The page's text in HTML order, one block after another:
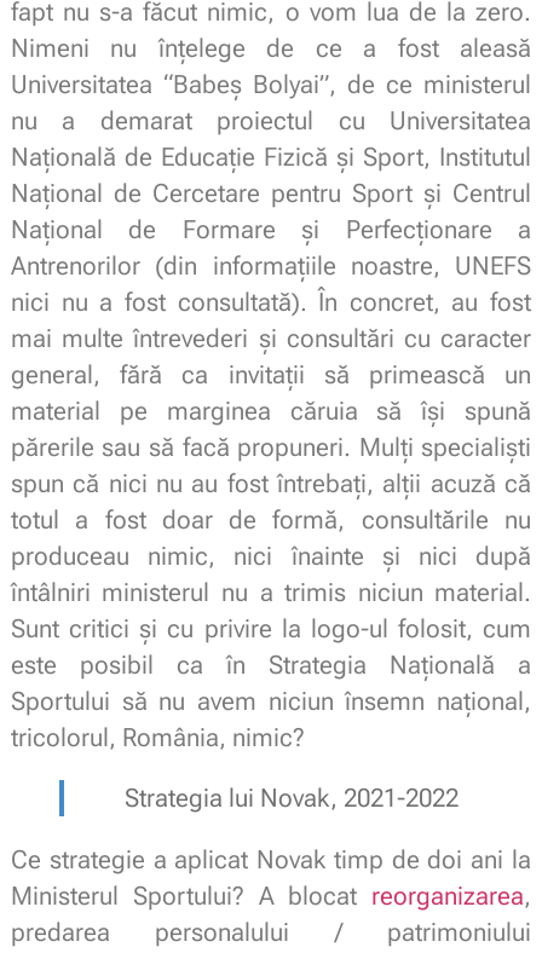
fapt nu s-a făcut nimic, o vom lua de la zero.
Nimeni nu înțelege de ce a fost aleasă
Universitatea “Babeș Bolyai”, de ce ministerul
nu a demarat proiectul cu Universitatea
Națională de Educație Fizică și Sport, Institutul
Național de Cercetare pentru Sport și Centrul
Național de Formare și Perfecționare a
Antrenorilor (din informațiile noastre, UNEFS
nici nu a fost consultată). În concret, au fost
mai multe întrevederi și consultări cu caracter
general, fără ca invitații să primească un
material pe marginea căruia să își spună
părerile sau să facă propuneri. Mulți specialiști
spun că nici nu au fost întrebați, alții acuză că
totul a fost doar de formă, consultările nu
produceau nimic, nici înainte și nici după
întâlniri ministerul nu a trimis niciun material.
Sunt critici și cu privire la logo-ul folosit, cum
este posibil ca în Strategia Națională a
Sportului să nu avem niciun însemn național,
tricolorul, România, nimic?
Strategia lui Novak, 2021-2022
Ce strategie a aplicat Novak timp de doi ani la
Ministerul Sportului? A blocat reorganizarea,
predarea personalului / patrimoniului